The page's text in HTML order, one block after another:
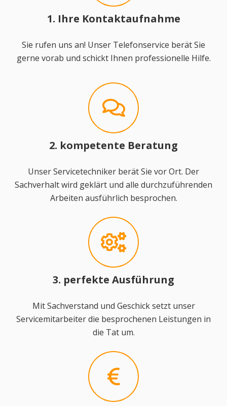
1. Ihre Kontaktaufnahme
Sie rufen uns an! Unser Telefonservice berät Sie
gerne vorab und schickt Ihnen professionelle Hilfe.
2. kompetente Beratung
Unser Servicetechniker berät Sie vor Ort. Der
Sachverhalt wird geklärt und alle durchzuführenden
Arbeiten ausführlich besprochen.
3. perfekte Ausführung
Mit Sachverstand und Geschick setzt unser
Servicemitarbeiter die besprochenen Leistungen in
die Tat um.